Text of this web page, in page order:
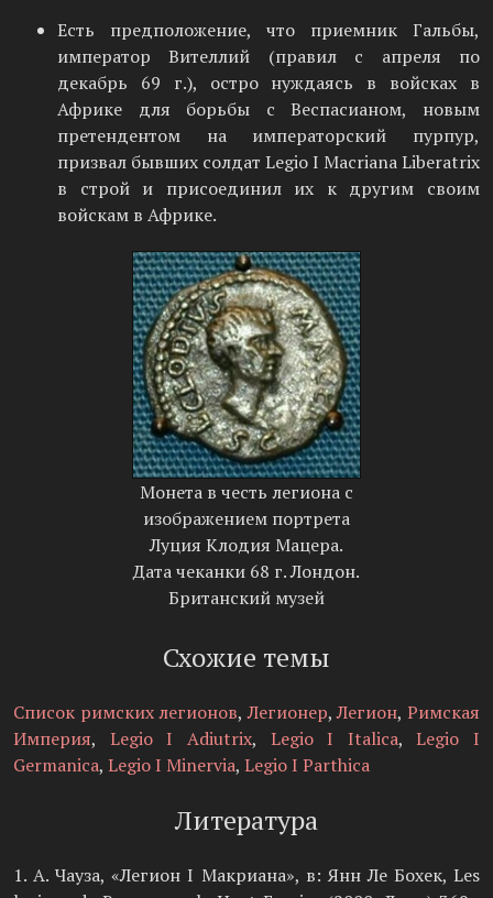
Есть предположение, что приемник Гальбы,
император Вителлий (правил с апреля по
декабрь 69 г.), остро нуждаясь в войсках в
Африке для борьбы с Веспасианом, новым
претендентом на императорский пурпур,
призвал бывших солдат Legio I Macriana Liberatrix
в строй и присоединил их к другим своим
войскам в Африке.
Монета в честь легиона с
изображением портрета
Луция Клодия Мацера.
Дата чеканки 68 г. Лондон.
Британский музей
Схожие темы
Список римских легионов,Легионер,Легион,Римская
Империя, Legio I Adiutrix, Legio I Italica,Legio I
Germanica, Legio I Minervia, Legio I Parthica
Литература
1. А. Чауза, «Легион I Макриана», в: Янн Ле Бохек, Les